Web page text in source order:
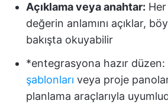
Açıklama veya anahtar:
değerin anlamını açıklar,
bakışta okuyabilir
*entegrasyona hazır düzen:
şablonları veya proje
planlama araçlarıyla